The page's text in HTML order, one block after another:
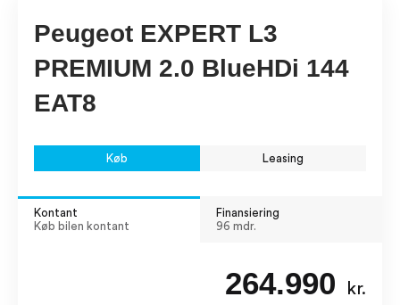
Peugeot EXPERT L3
PREMIUM 2.0 BlueHDi 144
EAT8
Køb Leasing
Kontant
Køb bilen kontant
Finansiering
96 mdr.
264.990 kr.